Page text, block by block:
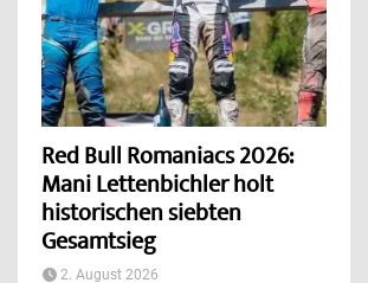
Red Bull Romaniacs 2026:
Mani Lettenbichler holt
historischen siebten
Gesamtsieg
2. August 2026